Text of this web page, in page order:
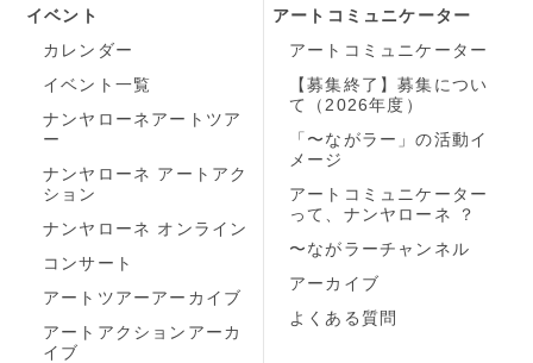
イベント
カレンダー
イベント一覧
ナンヤローネアートツア
ー
ナンヤローネ アートアク
ション
ナンヤローネ オンライン
コンサート
アートツアーアーカイブ
アートアクションアーカ
イブ
アートコミュニケーター
アートコミュニケーター
【募集終了】募集につい
て（2026年度）
「〜ながラー」の活動イ
メージ
アートコミュニケーター
って、ナンヤローネ ？
〜ながラーチャンネル
アーカイブ
よくある質問